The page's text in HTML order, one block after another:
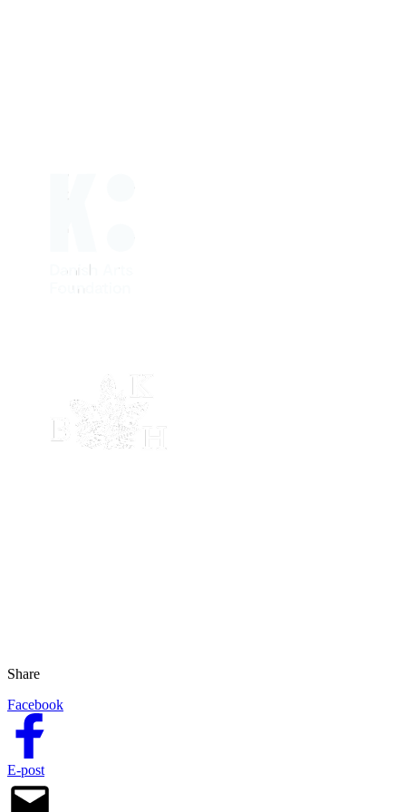
Share
Facebook
E-post